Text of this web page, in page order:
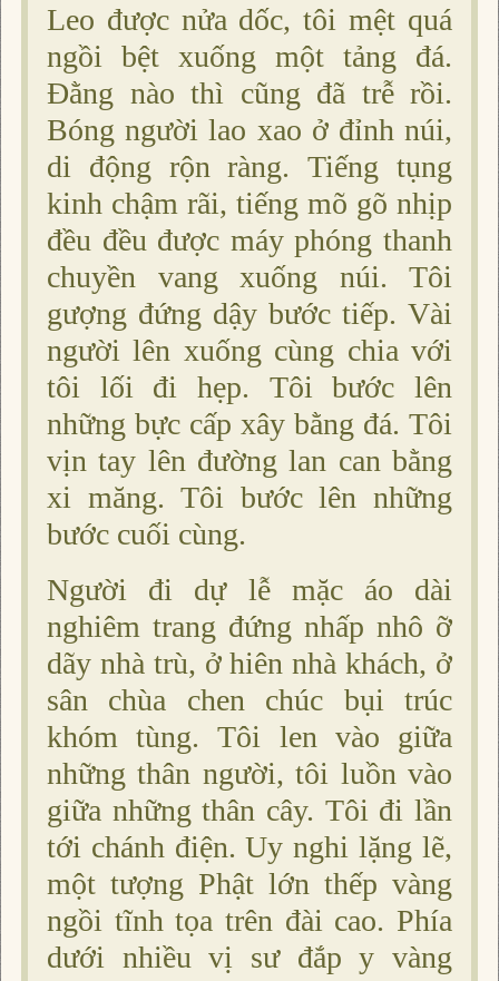
Leo được nửa dốc, tôi mệt quá
ngồi bệt xuống một tảng đá.
Ðằng nào thì cũng đã trễ rồi.
Bóng người lao xao ở đỉnh núi,
di động rộn ràng. Tiếng tụng
kinh chậm rãi, tiếng mõ gõ nhịp
đều đều được máy phóng thanh
chuyền vang xuống núi. Tôi
gượng đứng dậy bước tiếp. Vài
người lên xuống cùng chia với
tôi lối đi hẹp. Tôi bước lên
những bực cấp xây bằng đá. Tôi
vịn tay lên đường lan can bằng
xi măng. Tôi bước lên những
bước cuối cùng.
Người đi dự lễ mặc áo dài
nghiêm trang đứng nhấp nhô ỡ
dãy nhà trù, ở hiên nhà khách, ở
sân chùa chen chúc bụi trúc
khóm tùng. Tôi len vào giữa
những thân người, tôi luồn vào
giữa những thân cây. Tôi đi lần
tới chánh điện. Uy nghi lặng lẽ,
một tượng Phật lớn thếp vàng
ngồi tĩnh tọa trên đài cao. Phía
dưới nhiều vị sư đắp y vàng